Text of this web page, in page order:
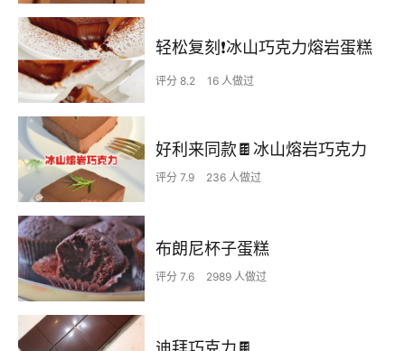
轻松复刻❗冰山巧克力熔岩蛋糕
评分 8.2 16 人做过
好利来同款🍫冰山熔岩巧克力
评分 7.9 236 人做过
布朗尼杯子蛋糕
评分 7.6 2989 人做过